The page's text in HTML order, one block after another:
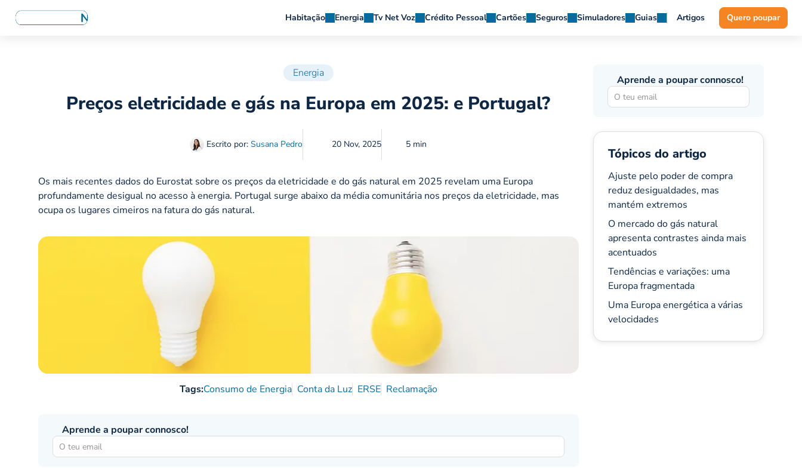
Habitação Energia Tv Net Voz Crédito Pessoal Cartões Seguros Simuladores Guias Artigos Quero poupar
Energia
Preços eletricidade e gás na Europa em 2025: e Portugal?
Escrito por: Susana Pedro 20 Nov, 2025 5 min
Os mais recentes dados do Eurostat sobre os preços da eletricidade e do gás natural em 2025 revelam uma Europa
profundamente desigual no acesso à energia. Portugal surge abaixo da média comunitária nos preços da eletricidade, mas
ocupa os lugares cimeiros na fatura do gás natural.
Tags:Consumo de Energia Conta da Luz ERSE Reclamação
Aprende a poupar connosco!
Aprende a poupar connosco!
Tópicos do artigo
Ajuste pelo poder de compra
reduz desigualdades, mas
mantém extremos
O mercado do gás natural
apresenta contrastes ainda mais
acentuados
Tendências e variações: uma
Europa fragmentada
Uma Europa energética a várias
velocidades